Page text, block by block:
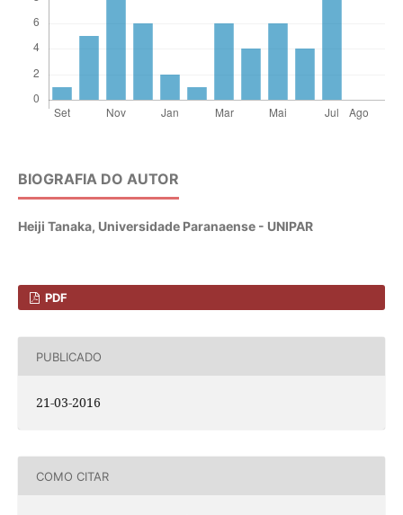
BIOGRAFIA DO AUTOR
Heiji Tanaka, Universidade Paranaense - UNIPAR
PDF
PUBLICADO
21-03-2016
COMO CITAR